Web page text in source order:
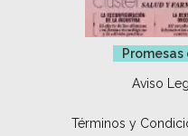
Aviso
Términos y